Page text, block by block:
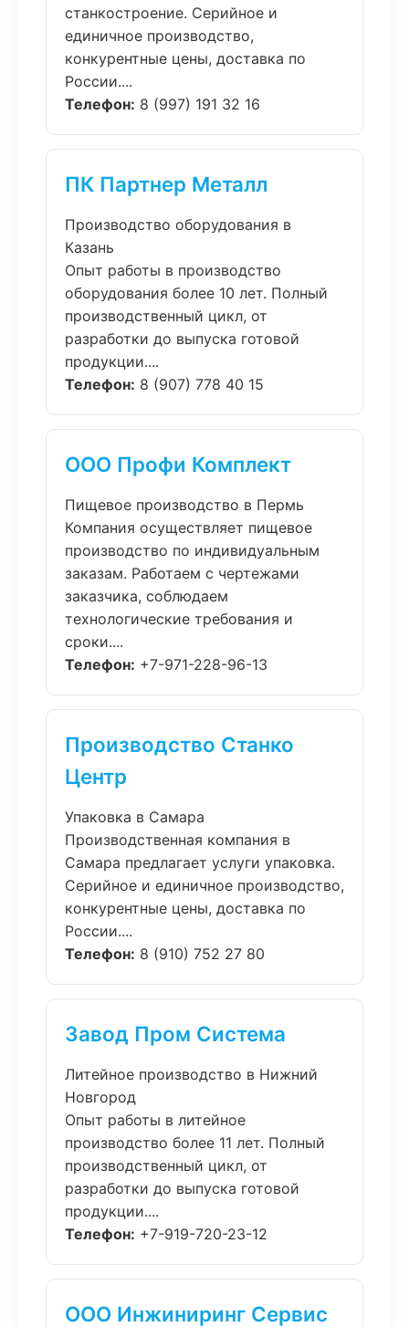
станкостроение. Серийное и
единичное производство,
конкурентные цены, доставка по
России....
Телефон: 8 (997) 191 32 16
ПК Партнер Металл
Производство оборудования в
Казань
Опыт работы в производство
оборудования более 10 лет. Полный
производственный цикл, от
разработки до выпуска готовой
продукции....
Телефон: 8 (907) 778 40 15
ООО Профи Комплект
Пищевое производство в Пермь
Компания осуществляет пищевое
производство по индивидуальным
заказам. Работаем с чертежами
заказчика, соблюдаем
технологические требования и
сроки....
Телефон: +7-971-228-96-13
Производство Станко
Центр
Упаковка в Самара
Производственная компания в
Самара предлагает услуги упаковка.
Серийное и единичное производство,
конкурентные цены, доставка по
России....
Телефон: 8 (910) 752 27 80
Завод Пром Система
Литейное производство в Нижний
Новгород
Опыт работы в литейное
производство более 11 лет. Полный
производственный цикл, от
разработки до выпуска готовой
продукции....
Телефон: +7-919-720-23-12
ООО Инжиниринг Сервис